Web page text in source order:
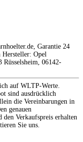
Garantie 24
Hersteller: Opel
06142-
auf WLTP-Werte.
sind ausdrücklich
die Vereinbarungen in
genauen
den Verkaufspreis erhalten
Sie uns.